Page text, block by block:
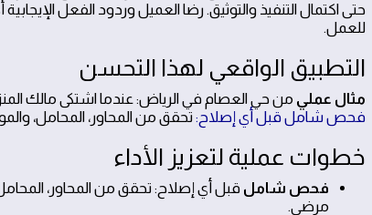
حتى اكتمال التنفيذ والتوثيق. رضا العميل وردود الفعل
للعمل.
التطبيق الواقعي لهذا التحسن
مثال عملي من حي العصام في الرياض: عندما اشتكى مالك
فحص شامل قبل أي إصلاح:تحقق من المحاور، المحامل،
خطوات عملية لتعزيز الأداء
فحص شامل قبل أي إصلاح: تحقق من المحاور،
مرضي.